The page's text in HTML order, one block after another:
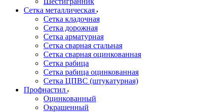
Сетка металлическая
Сетка кладочная
Сетка дорожная
Сетка арматурная
Сетка сварная стальная
Сетка сварная оцинкованная
Сетка рабица
Сетка рабица оцинкованная
Сетка ЦПВС (штукатурная)
Профнастил
Оцинкованный
Окрашенный